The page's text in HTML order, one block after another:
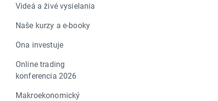
Videá a živé vysielania
Naše kurzy a e-booky
Ona investuje
Online trading
konferencia 2026
Makroekonomický